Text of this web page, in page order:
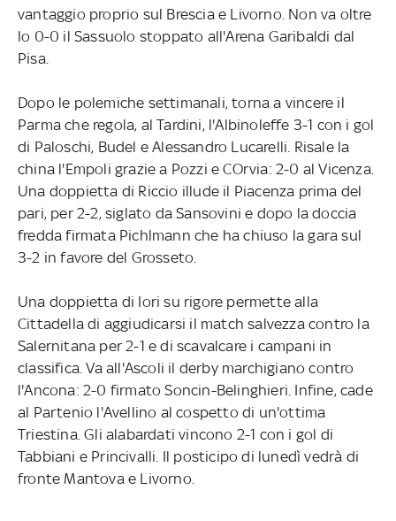
vantaggio proprio sul Brescia e Livorno. Non va oltre
lo 0-0 il Sassuolo stoppato all'Arena Garibaldi dal
Pisa.
Dopo le polemiche settimanali, torna a vincere il
Parma che regola, al Tardini, l'Albinoleffe 3-1 con i gol
di Paloschi, Budel e Alessandro Lucarelli. Risale la
china l'Empoli grazie a Pozzi e COrvia: 2-0 al Vicenza.
Una doppietta di Riccio illude il Piacenza prima del
pari, per 2-2, siglato da Sansovini e dopo la doccia
fredda firmata Pichlmann che ha chiuso la gara sul
3-2 in favore del Grosseto.
Una doppietta di Iori su rigore permette alla
Cittadella di aggiudicarsi il match salvezza contro la
Salernitana per 2-1 e di scavalcare i campani in
classifica. Va all'Ascoli il derby marchigiano contro
l'Ancona: 2-0 firmato Soncin-Belinghieri. Infine, cade
al Partenio l'Avellino al cospetto di un'ottima
Triestina. Gli alabardati vincono 2-1 con i gol di
Tabbiani e Princivalli. Il posticipo di lunedì vedrà di
fronte Mantova e Livorno.